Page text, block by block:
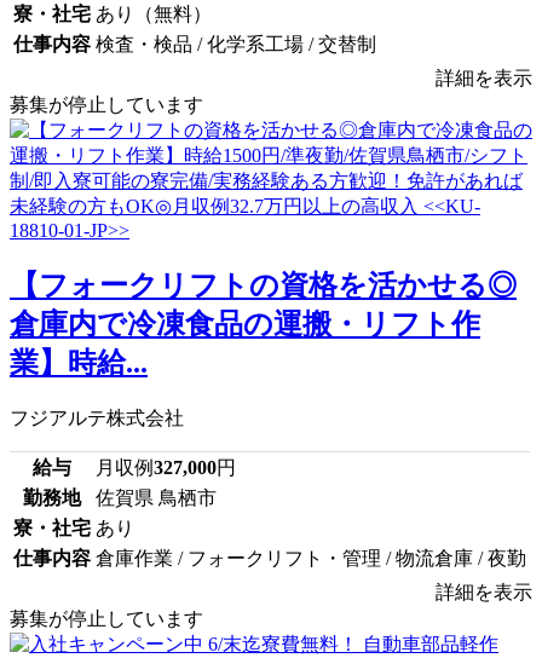
寮・社宅 あり（無料）
仕事内容 検査・検品 / 化学系工場 / 交替制
詳細を表示
募集が停止しています
【フォークリフトの資格を活かせる◎
倉庫内で冷凍食品の運搬・リフト作
業】時給...
フジアルテ株式会社
給与 月収例327,000円
勤務地
佐賀県 鳥栖市
寮・社宅 あり
仕事内容 倉庫作業 / フォークリフト・管理 / 物流倉庫 / 夜勤
詳細を表示
募集が停止しています